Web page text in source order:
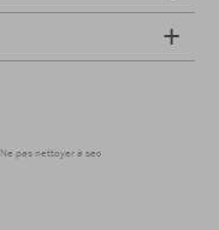
Ne pas nettoyer à sec